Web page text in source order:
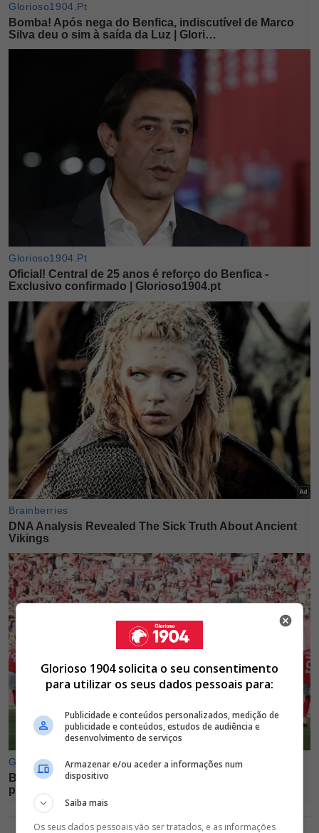
Glorioso 1904 solicita o seu consentimento
para utilizar os seus dados pessoais para:
Publicidade e conteúdos personalizados, medição de
publicidade e conteúdos, estudos de audiência e
desenvolvimento de serviços
Armazenar e/ou aceder a informações num
dispositivo
Saiba mais
Os seus dados pessoais vão ser tratados, e as informações